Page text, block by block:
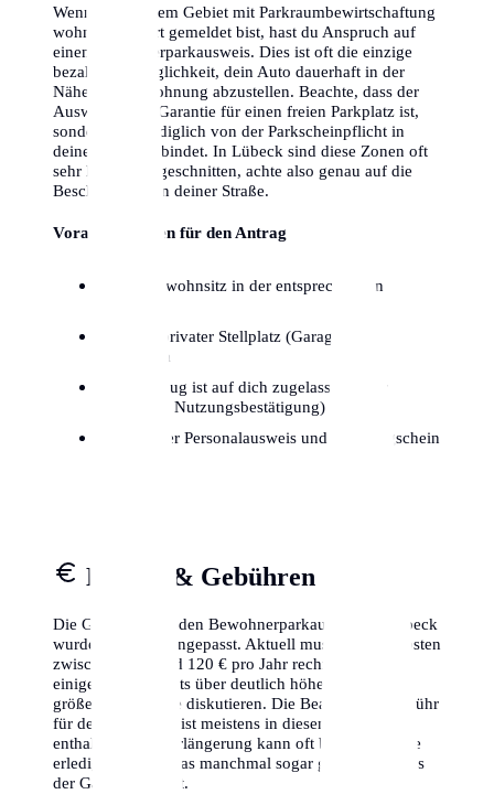
Wenn du in einem Gebiet mit Parkraumbewirtschaftung
wohnst and dort gemeldet bist, hast du Anspruch auf
einen Bewohnerparkausweis. Dies ist oft die einzige
bezahlbare Möglichkeit, dein Auto dauerhaft in der
Nähe deiner Wohnung abzustellen. Beachte, dass der
Ausweis keine Garantie für einen freien Parkplatz ist,
sondern dich lediglich von der Parkscheinpflicht in
deiner Zone entbindet. In Lübeck sind diese Zonen oft
sehr kleinteilig geschnitten, achte also genau auf die
Beschilderung in deiner Straße.
Voraussetzungen für den Antrag
Hauptwohnsitz in der entsprechenden
Kein privater Stellplatz (Garage/Hof)
vorhanden
Fahrzeug ist auf dich zugelassen (oder
dauerhafte Nutzungsbestätigung)
Gültiger Personalausweis und Fahrzeugschein
Kosten & Gebühren
Die Gebühren für den Bewohnerparkausweis in Lübeck
wurden kürzlich angepasst. Aktuell musst du mit Kosten
zwischen 30 € und 120 € pro Jahr rechnen, wobei
einige Städte bereits über deutlich höhere Sätze für
größere Fahrzeuge diskutieren. Die Bearbeitungsgebühr
für den Erstantrag ist meistens in diesem Betrag
enthalten. Eine Verlängerung kann oft bequem online
erledigt werden, was manchmal sogar günstiger ist als
der Gang zum Amt.